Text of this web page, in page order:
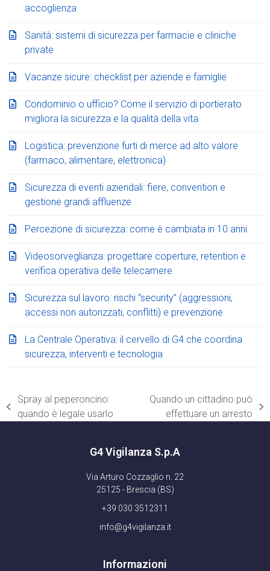
accoglienza
Sanità: sistemi di sicurezza per farmacie e cliniche
private
Vacanze sicure: checklist per aziende e famiglie
Condominio o ufficio? Come il servizio di portierato
migliora la sicurezza e la qualità della vita
Logistica: prevenzione furti di merce ad alto valore
(farmaco, alimentare, elettronica)
Sicurezza di eventi aziendali: fiere, convention e
gestione grandi affluenze
Percezione di sicurezza: come è cambiata in 10 anni
Videosorveglianza: progettare coperture, retention e
verifica operativa delle telecamere
Sicurezza sul lavoro: rischi “security” (aggressioni,
accessi non autorizzati, conflitti) e prevenzione
La Centrale Operativa: il cervello di G4 che coordina
sicurezza, interventi e tecnologia
post
Spray al peperoncino:
quando è legale usarlo
articolo
Quando un cittadino può
effettuare un arresto
G4 Vigilanza S.p.A
Via Arturo Cozzaglio n. 22
25125 - Brescia (BS)
+39 030 3512311
info@g4vigilanza.it
Informazioni